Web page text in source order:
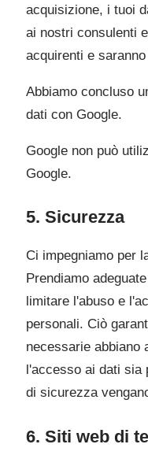
acquisizione, i tuoi
ai nostri consulenti
acquirenti e
Abbiamo concluso
dati con Google.
Google non può
Google.
5. Sicurezza
Ci impegniamo per
Prendiamo
limitare l'abuso e
personali. Ciò
necessarie abbiano
l'accesso ai dati
di sicurezza
6. Siti web di